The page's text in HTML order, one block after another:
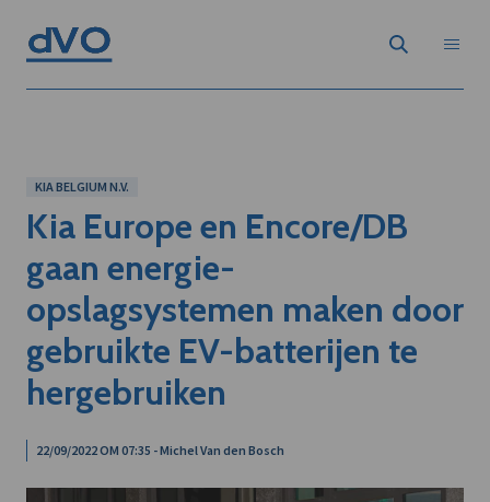
KIA BELGIUM N.V.
Kia Europe en Encore/DB
gaan energie-
opslagsystemen maken door
gebruikte EV-batterijen te
hergebruiken
22/09/2022 OM 07:35 - Michel Van den Bosch